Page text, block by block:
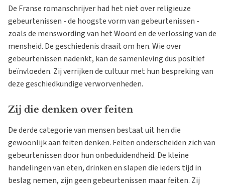
De Franse romanschrijver had het niet over religieuze
gebeurtenissen - de hoogste vorm van gebeurtenissen -
zoals de menswording van het Woord en de verlossing van de
mensheid. De geschiedenis draait om hen. Wie over
gebeurtenissen nadenkt, kan de samenleving dus positief
beïnvloeden. Zij verrijken de cultuur met hun bespreking van
deze geschiedkundige verworvenheden.
Zij die denken over feiten
De derde categorie van mensen bestaat uit hen die
gewoonlijk aan feiten denken. Feiten onderscheiden zich van
gebeurtenissen door hun onbeduidendheid. De kleine
handelingen van eten, drinken en slapen die ieders tijd in
beslag nemen, zijn geen gebeurtenissen maar feiten. Zij